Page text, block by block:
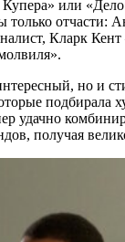
или
только отчасти:
Кларк
но и
подбирала
удачно
получая